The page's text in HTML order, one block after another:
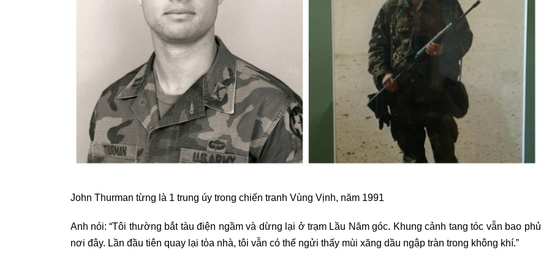
John Thurman từng là 1 trung úy trong chiến tranh Vùng Vịnh, năm 1991
Anh nói: “Tôi thường bắt tàu điện ngầm và dừng lại ở trạm Lầu Năm góc. Khung cảnh tang tóc vẫn bao phủ
nơi đây. Lần đầu tiên quay lại tòa nhà, tôi vẫn có thể ngửi thấy mùi xăng dầu ngập tràn trong không khí.”